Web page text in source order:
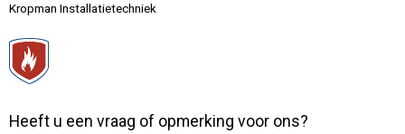
Kropman Installatietechniek
Heeft u een vraag of opmerking voor ons?